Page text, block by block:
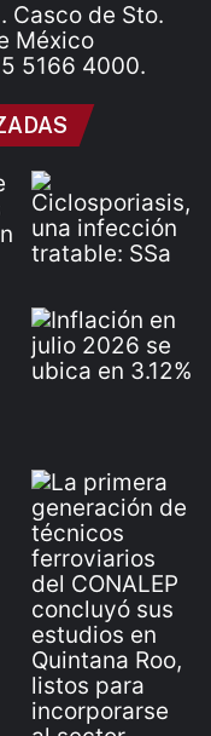
Casco de Sto.
México
5166 4000.